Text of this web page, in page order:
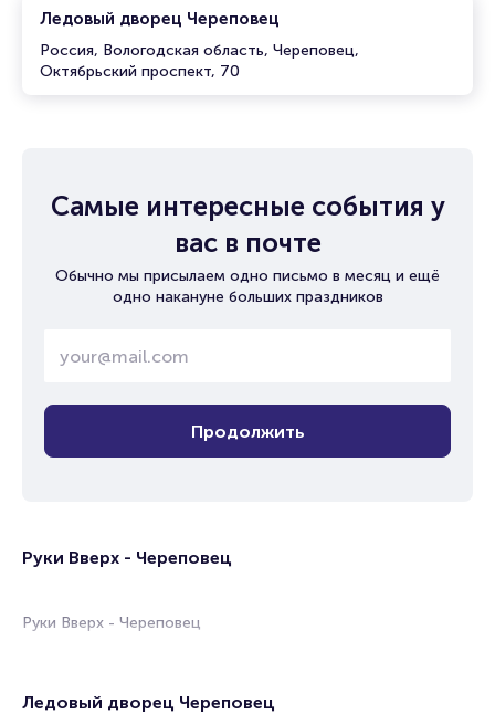
Ледовый дворец Череповец
Россия, Вологодская область, Череповец,
Октябрьский проспект, 70
Самые интересные события у
вас в почте
Обычно мы присылаем одно письмо в месяц и ещё
одно накануне больших праздников
Продолжить
Руки Вверх - Череповец
Руки Вверх - Череповец
Ледовый дворец Череповец